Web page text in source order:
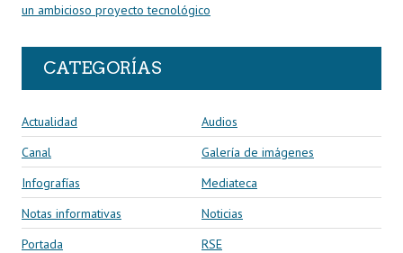
un ambicioso proyecto tecnológico
CATEGORÍAS
Actualidad
Audios
Canal
Galería de imágenes
Infografías
Mediateca
Notas informativas
Noticias
Portada
RSE